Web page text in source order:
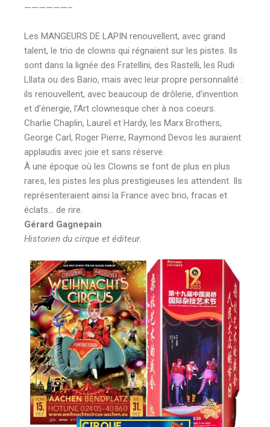
——————–
Les MANGEURS DE LAPIN renouvellent, avec grand
talent, le trio de clowns qui régnaient sur les pistes. Ils
sont dans la lignée des Fratellini, des Rastelli, les Rudi
Lllata ou des Bario, mais avec leur propre personnalité :
ils renouvellent, avec beaucoup de drôlerie, d’invention
et d’énergie, l’Art clownesque cher à nos coeurs.
Charlie Chaplin, Laurel et Hardy, les Marx Brothers,
George Carl, Roger Pierre, Raymond Devos les auraient
applaudis avec joie et sans réserve.
À une époque où les Clowns se font de plus en plus
rares, les pistes les plus prestigieuses les attendent. Ils
représenteraient ainsi la France avec brio, fracas et
éclats… de rire.
Gérard Gagnepain
Historien du cirque et éditeur.